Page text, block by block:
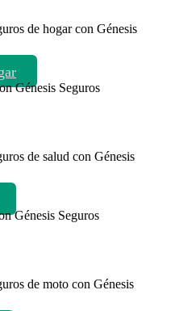
de hogar con Génesis
de salud con Génesis
de moto con Génesis